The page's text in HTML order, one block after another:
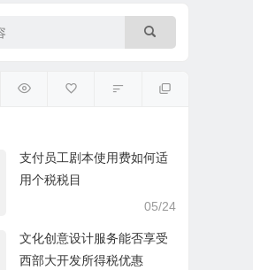
支付员工剧本使用费如何适
用个税税目
05/24
文化创意设计服务能否享受
西部大开发所得税优惠